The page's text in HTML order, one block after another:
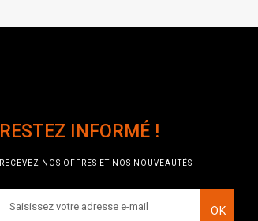
RESTEZ INFORMÉ !
RECEVEZ NOS OFFRES ET NOS NOUVEAUTÉS
OK